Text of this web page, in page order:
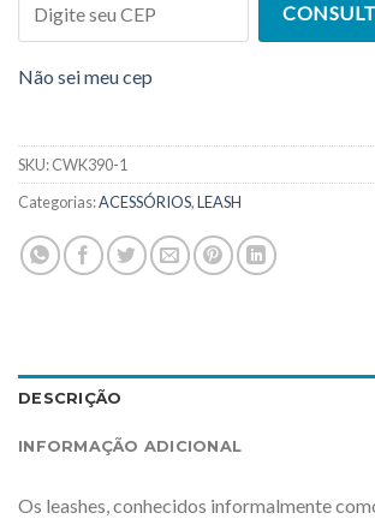
Não sei meu cep
SKU:CWK390-1
Categorias:ACESSÓRIOS,LEASH
DESCRIÇÃO
INFORMAÇÃO ADICIONAL
Os leashes, conhecidos informalmente